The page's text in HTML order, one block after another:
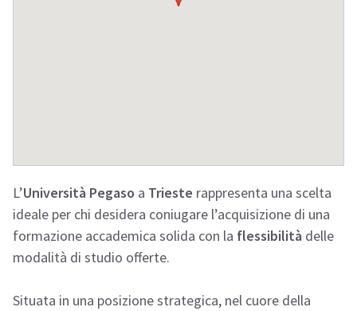
L’Università Pegaso a Trieste rappresenta una scelta
ideale per chi desidera coniugare l’acquisizione di una
formazione accademica solida con la flessibilità delle
modalità di studio offerte.
Situata in una posizione strategica, nel cuore della